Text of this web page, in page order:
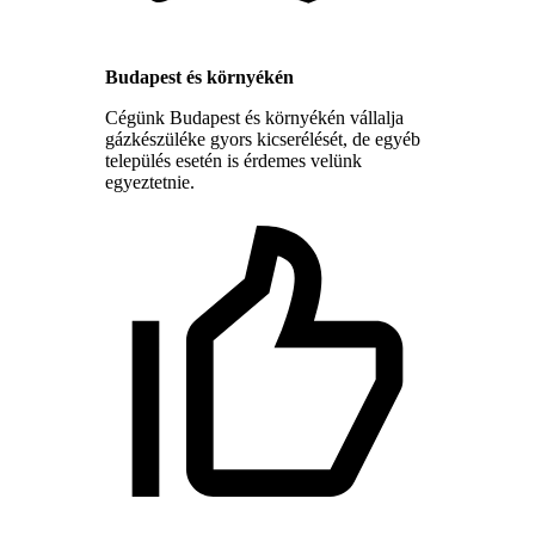
Budapest és környékén
Cégünk Budapest és környékén vállalja
gázkészüléke gyors kicserélését, de egyéb
település esetén is érdemes velünk
egyeztetnie.